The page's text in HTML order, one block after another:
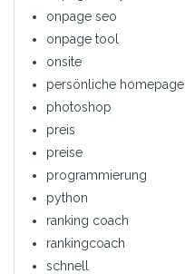
onpage seo
onpage tool
onsite
persönliche homepage
photoshop
preis
preise
programmierung
python
ranking coach
rankingcoach
schnell